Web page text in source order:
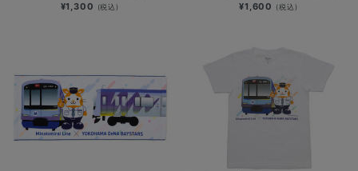
¥1,300 (税込) ¥1,600 (税込)